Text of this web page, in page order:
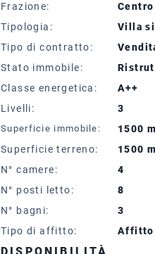
Frazione:
Tipologia:
Villa
Tipo di contratto:
Stato immobile:
Classe energetica:
Livelli:
Superficie immobile:
Superficie terreno:
N° camere:
N° posti letto:
A++
3
1500
1500
4
8
N° bagni:
3
Tipo di affitto:
Affitto